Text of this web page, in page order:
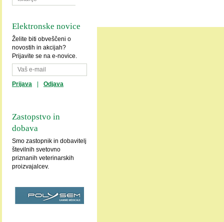
Elektronske novice
Želite biti obveščeni o
novostih in akcijah?
Prijavite se na e-novice.
Prijava Odjava
Zastopstvo in
dobava
Smo zastopnik in dobavitelj
številnih svetovno
priznanih veterinarskih
proizvajalcev.